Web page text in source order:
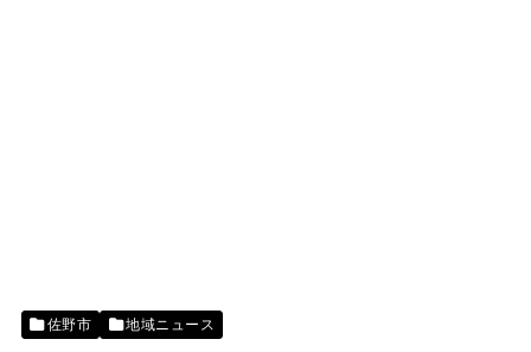
佐野市 地域ニュース